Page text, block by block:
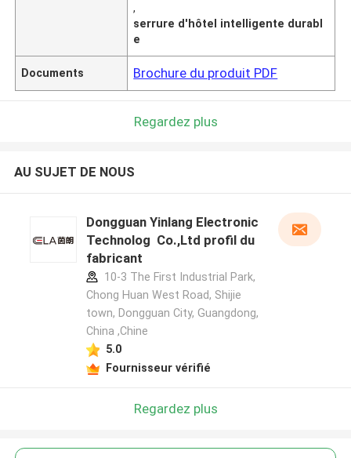
,
serrure d'hôtel intelligente durabl
e
Documents Brochure du produit PDF
Regardez plus
AU SUJET DE NOUS
Dongguan Yinlang Electronic
Technolog Co.,Ltd profil du
fabricant
10-3 The First Industrial Park,
Chong Huan West Road, Shijie
town, Dongguan City, Guangdong,
China ,Chine
5.0
Fournisseur vérifié
Regardez plus